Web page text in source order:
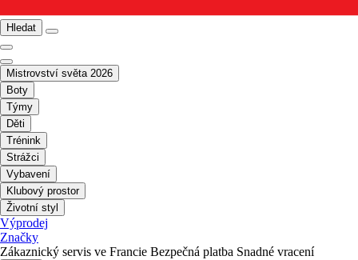
Hledat
Mistrovství světa 2026
Boty
Týmy
Děti
Trénink
Strážci
Vybavení
Klubový prostor
Životní styl
Výprodej
Značky
Zákaznický servis ve Francie Bezpečná platba Snadné vracení